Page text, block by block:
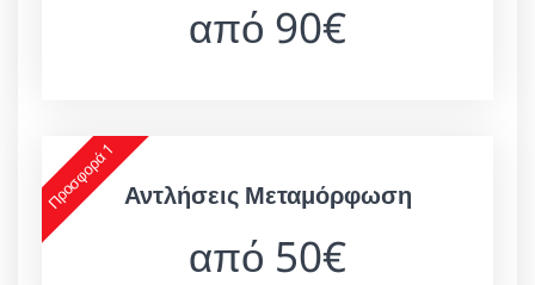
από 90€
Προσφορά 1Αντλήσεις Μεταμόρφωση
από 50€